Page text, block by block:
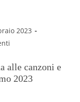
2023
alle canzoni e
2023